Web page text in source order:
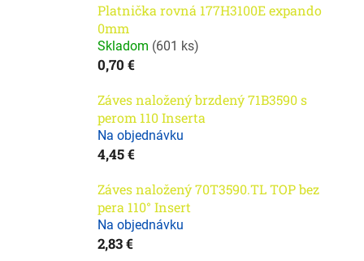
Platnička rovná 177H3100E expando
0mm
Skladom (601 ks)
0,70 €
Záves naložený brzdený 71B3590 s
perom 110 Inserta
Na objednávku
4,45 €
Záves naložený 70T3590.TL TOP bez
pera 110° Insert
Na objednávku
2,83 €